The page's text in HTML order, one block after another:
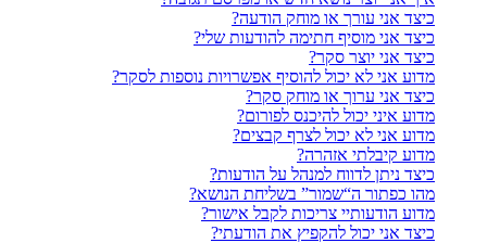
כיצד אני עורך או מוחק הודעה?
כיצד אני מוסיף חתימה להודעות שלי?
כיצד אני יוצר סקר?
מדוע אני לא יכול להוסיף אפשרויות נוספות לסקר?
כיצד אני ערוך או מוחק סקר?
מדוע איני יכול להיכנס לפורום?
מדוע אני לא יכול לצרף קבצים?
מדוע קיבלתי אזהרה?
כיצד ניתן לדווח למנהל על הודעות?
מהו כפתור ה“שמור” בשליחת הנושא?
מדוע הודעותיי צריכות לקבל אישור?
כיצד אני יכול להקפיץ את הודעתי?